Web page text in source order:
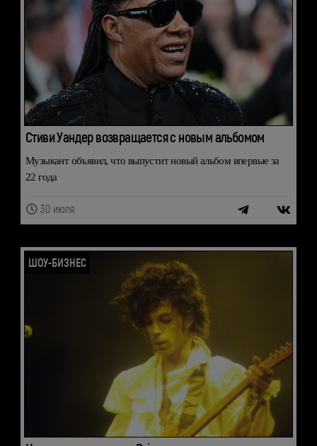
Стиви Уандер возвращается с новым альбомом
Музыкант объявил, что выпустит новый альбом впервые за
22 года
30 июля
ШОУ-БИЗНЕС